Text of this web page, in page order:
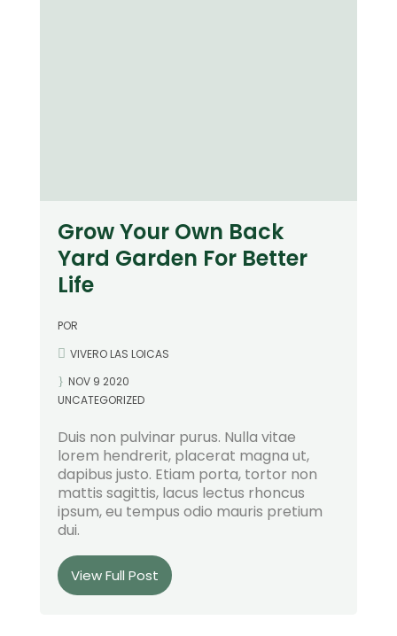
Grow Your Own Back
Yard Garden For Better
Life
POR
VIVERO LAS LOICAS
NOV 9 2020
UNCATEGORIZED
Duis non pulvinar purus. Nulla vitae
lorem hendrerit, placerat magna ut,
dapibus justo. Etiam porta, tortor non
mattis sagittis, lacus lectus rhoncus
ipsum, eu tempus odio mauris pretium
dui.
View Full Post